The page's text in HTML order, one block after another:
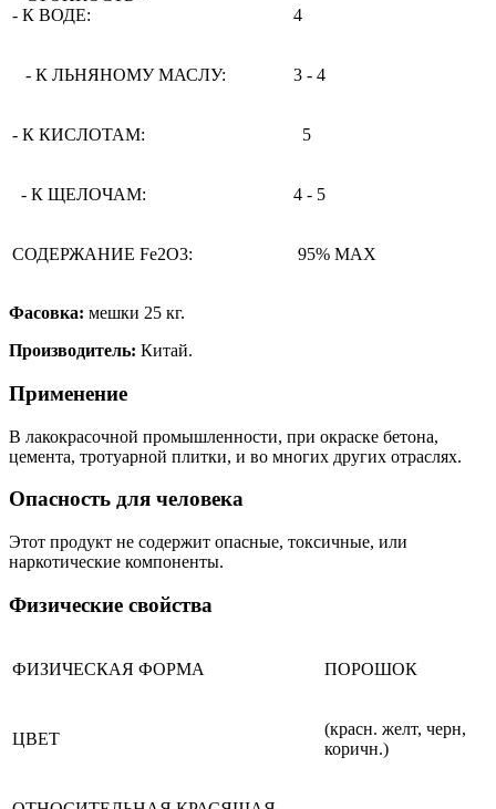
- К ВОДЕ:
4
- К ЛЬНЯНОМУ МАСЛУ: 3 - 4
- К КИСЛОТАМ: 5
- К ЩЕЛОЧАМ: 4 - 5
СОДЕРЖАНИЕ Fe2O3: 95% MAX
Фасовка: мешки 25 кг.
Производитель: Китай.
Применение
В лакокрасочной промышленности, при окраске бетона,
цемента, тротуарной плитки, и во многих других отраслях.
Опасность для человека
Этот продукт не содержит опасные, токсичные, или
наркотические компоненты.
Физические свойства
ФИЗИЧЕСКАЯ ФОРМА ПОРОШОК
ЦВЕТ
(красн. желт, черн,
коричн.)